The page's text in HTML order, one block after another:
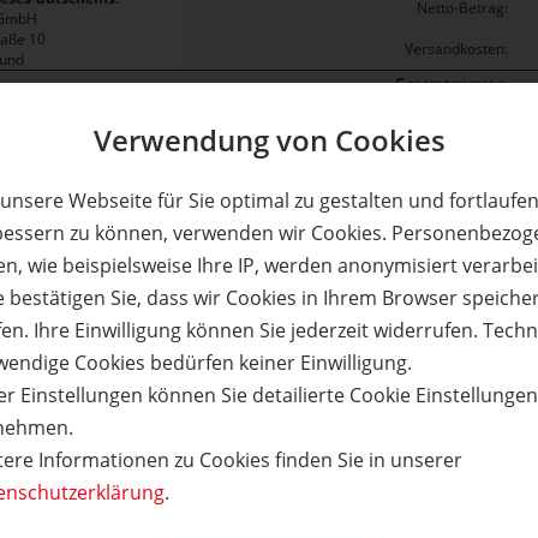
Verwendung von Cookies
Webseite für Sie optimal zu gestalten und
zu können, verwenden wir Cookies.
wie beispielsweise Ihre IP, werden anonymisiert
bestätigen Sie, dass wir Cookies in Ihrem Browser
Ihre Einwilligung können Sie jederzeit widerrufen.
Cookies bedürfen keiner Einwilligung.
Einstellungen können Sie detailierte Cookie Einstellungen
Informationen zu Cookies finden Sie in unserer
.
10
Netto-Betrag:
Versandkosten:
Gesamtsumme:
Dortmund. Eine Bar- bzw. Restauszahlung sowie das Belassen eines
für Sie reserviert. Erst mit Klicken auf die Schaltfläche
Artikel erworben!
Kauf über bestehendes
Wenn Sie bereits ein Kundenkonto haben, können Sie
nachfolgend einloggen. Die Daten, die zur Bestellung
werden dann automatisch aus Ihrem Kundenkonto